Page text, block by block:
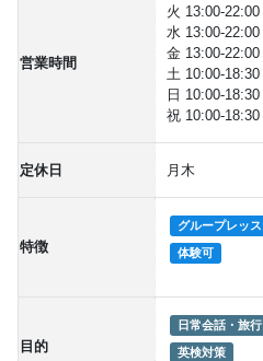
営業時間
火 13:00-22:00
水 13:00-22:00
金 13:00-22:00
土 10:00-18:30
日 10:00-18:30
祝 10:00-18:30
定休日 月木
特徴
グループレッ
体験可
目的
日常会話・旅行
英検対策